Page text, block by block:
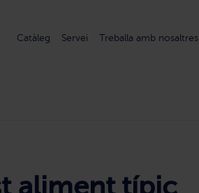
Catàleg Servei Treballa amb nosaltres